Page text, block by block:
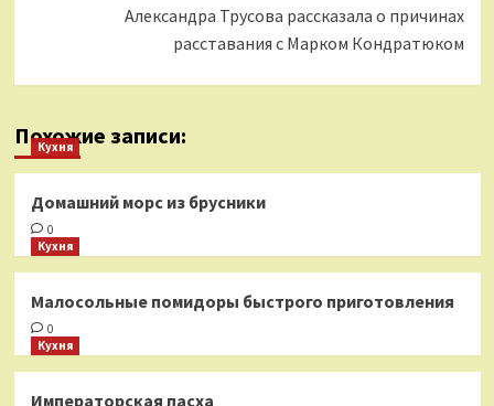
Александра Трусова рассказала о причинах
расставания с Марком Кондратюком
Похожие записи:
Кухня
Домашний морс из брусники
0
Кухня
Малосольные помидоры быстрого приготовления
0
Кухня
Императорская пасха